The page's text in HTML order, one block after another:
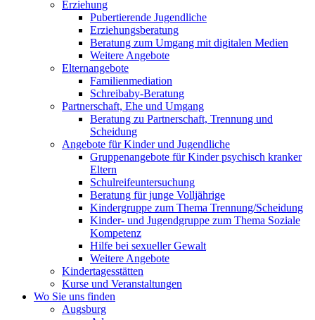
Erziehung
Pubertierende Jugendliche
Erziehungsberatung
Beratung zum Umgang mit digitalen Medien
Weitere Angebote
Elternangebote
Familienmediation
Schreibaby-Beratung
Partnerschaft, Ehe und Umgang
Beratung zu Partnerschaft, Trennung und
Scheidung
Angebote für Kinder und Jugendliche
Gruppenangebote für Kinder psychisch kranker
Eltern
Schulreifeuntersuchung
Beratung für junge Volljährige
Kindergruppe zum Thema Trennung/Scheidung
Kinder- und Jugendgruppe zum Thema Soziale
Kompetenz
Hilfe bei sexueller Gewalt
Weitere Angebote
Kindertagesstätten
Kurse und Veranstaltungen
Wo Sie uns finden
Augsburg